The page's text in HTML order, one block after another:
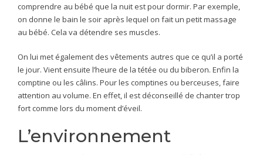
comprendre au bébé que la nuit est pour dormir. Par exemple,
on donne le bain le soir après lequel on fait un petit massage
au bébé. Cela va détendre ses muscles.
On lui met également des vêtements autres que ce qu’il a porté
le jour. Vient ensuite l’heure de la tétée ou du biberon. Enfin la
comptine ou les câlins. Pour les comptines ou berceuses, faire
attention au volume. En effet, il est déconseillé de chanter trop
fort comme lors du moment d’éveil.
L’environnement